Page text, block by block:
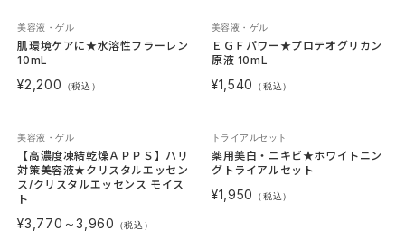
肌環境ケアに★水溶性フラーレン
10mL
美容液・ゲル
¥2,200 （税込）
ＥＧＦパワー★プロテオグリカン
原液 10mL
美容液・ゲル
¥1,540 （税込）
【高濃度凍結乾燥ＡＰＰＳ】ハリ
対策美容液★クリスタルエッセン
ス/クリスタルエッセンス モイス
ト
美容液・ゲル
¥3,770～3,960 （税込）
薬用美白・ニキビ★ホワイトニン
グトライアルセット
トライアルセット
¥1,950 （税込）